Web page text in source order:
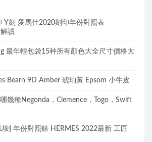
Y刻 愛馬仕2020刻印年份對照表
讀
最年輕包袋15种所有顏色大全尺寸價格大
Bearn 9D Amber 琥珀黃 Epsom 小牛皮
幾種Negonda，Clemence，Togo，Swift
刻 年份對照錶 HERMES 2022最新 工匠